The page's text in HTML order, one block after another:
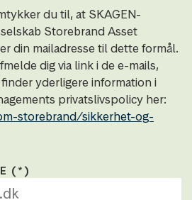
du til, at SKAGEN-
Storebrand Asset
din mailadresse til dette formål.
dig via link i de e-mails,
yderligere information i
privatslivspolicy her:
storebrand/sikkerhet-og-